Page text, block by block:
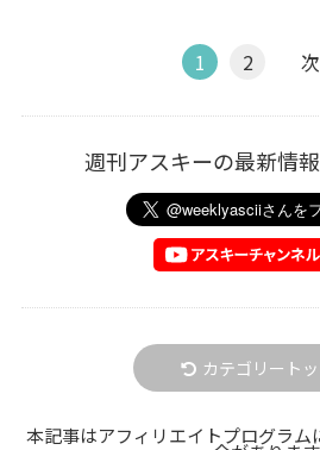
1 2
週刊アスキーの最新情
カテゴリート
本記事はアフィリエイトプログラ